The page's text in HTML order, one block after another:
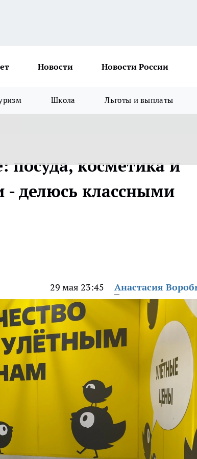
Новости Новости России
Школа Льготы и выплаты
посуда, косметика и
- делюсь классными
29 мая 23:45 Анастасия